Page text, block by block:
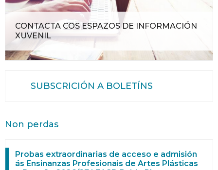
CONTACTA COS ESPAZOS DE INFORMACIÓN
XUVENIL
SUBSCRICIÓN A BOLETÍNS
Non perdas
Probas extraordinarias de acceso e admisión
ás Ensinanzas Profesionais de Artes Plásticas